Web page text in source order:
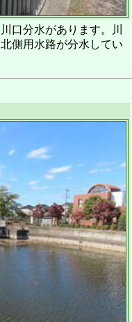
口分水があります。川
側用水路が分水してい